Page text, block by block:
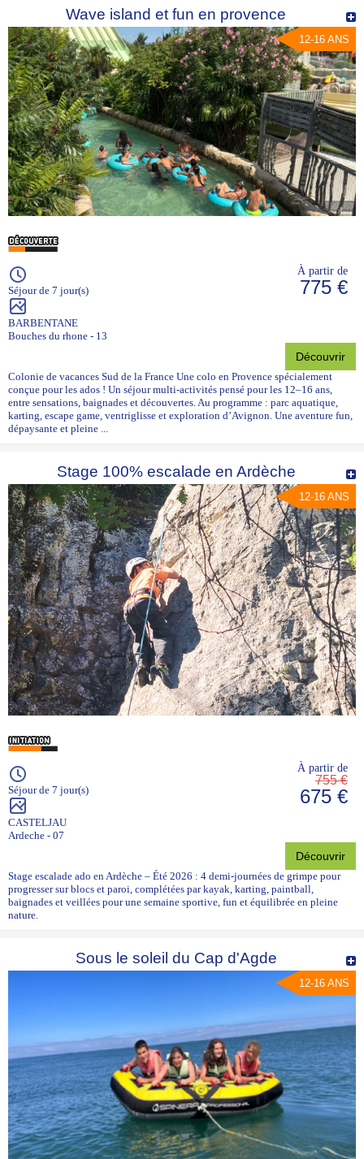
Wave island et fun en provence
12-16 ANS
Séjour de 7 jour(s)
BARBENTANE
Bouches du rhone - 13
À partir de
775 €
Découvrir
Colonie de vacances Sud de la France Une colo en Provence spécialement
conçue pour les ados ! Un séjour multi-activités pensé pour les 12–16 ans,
entre sensations, baignades et découvertes. Au programme : parc aquatique,
karting, escape game, ventriglisse et exploration d’Avignon. Une aventure fun,
dépaysante et pleine ...
Stage 100% escalade en Ardèche
12-16 ANS
Séjour de 7 jour(s)
CASTELJAU
Ardeche - 07
À partir de
755 €
675 €
Découvrir
Stage escalade ado en Ardèche – Été 2026 : 4 demi-journées de grimpe pour
progresser sur blocs et paroi, complétées par kayak, karting, paintball,
baignades et veillées pour une semaine sportive, fun et équilibrée en pleine
nature.
Sous le soleil du Cap d'Agde
12-16 ANS